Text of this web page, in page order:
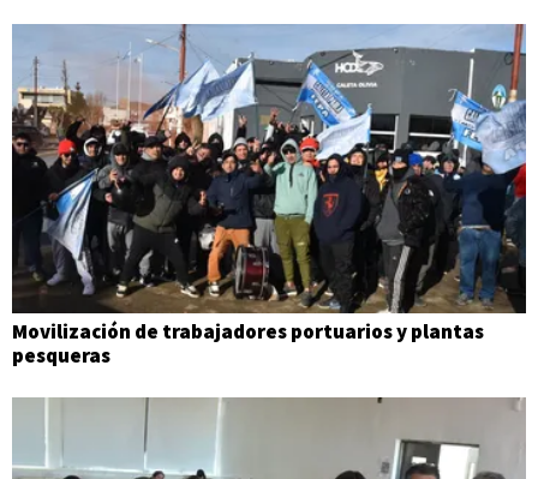
Movilización de trabajadores portuarios y plantas
pesqueras